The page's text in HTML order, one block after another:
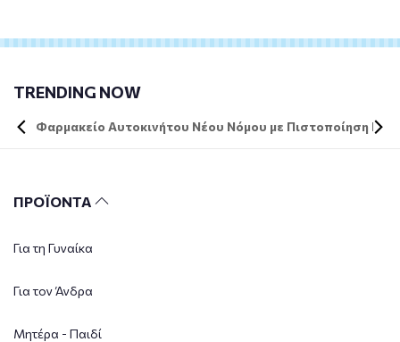
TRENDING NOW
Φαρμακείο Αυτοκινήτου Νέου Νόμου με Πιστοποίηση DIN
ΠΡΟΪΟΝΤΑ
Για τη Γυναίκα
Για τον Άνδρα
Μητέρα - Παιδί